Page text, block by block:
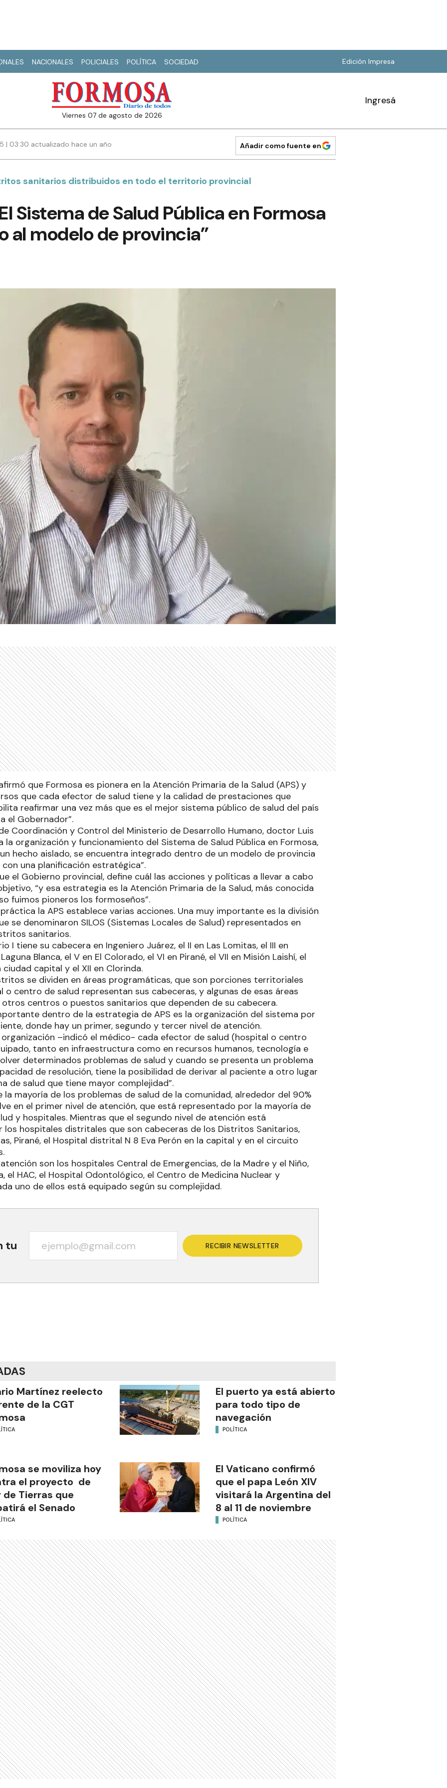
NACIONALES POLICIALES POLÍTICA SOCIEDAD Edición Impresa
viernes 07 de agosto de 2026
Ingresá
| 03:30 actualizado hace un año Añadir como fuente en
sanitarios distribuidos en todo el territorio provincial
Sistema de Salud Pública en Formosa
al modelo de provincia”
que Formosa es pionera en la Atención Primaria de la Salud (APS) y
que cada efector de salud tiene y la calidad de prestaciones que
reafirmar una vez más que es el mejor sistema público de salud del país
el Gobernador”.
Coordinación y Control del Ministerio de Desarrollo Humano, doctor Luis
la organización y funcionamiento del Sistema de Salud Pública en Formosa,
hecho aislado, se encuentra integrado dentro de un modelo de provincia
una planificación estratégica”.
el Gobierno provincial, define cuál las acciones y políticas a llevar a cabo
“y esa estrategia es la Atención Primaria de la Salud, más conocida
fuimos pioneros los formoseños”.
la APS establece varias acciones. Una muy importante es la división
se denominaron SILOS (Sistemas Locales de Salud) representados en
sanitarios.
I tiene su cabecera en Ingeniero Juárez, el II en Las Lomitas, el III en
Blanca, el V en El Colorado, el VI en Pirané, el VII en Misión Laishí, el
ciudad capital y el XII en Clorinda.
se dividen en áreas programáticas, que son porciones territoriales
o centro de salud representan sus cabeceras, y algunas de esas áreas
otros centros o puestos sanitarios que dependen de su cabecera.
dentro de la estrategia de APS es la organización del sistema por
donde hay un primer, segundo y tercer nivel de atención.
–indicó el médico- cada efector de salud (hospital o centro
tanto en infraestructura como en recursos humanos, tecnología e
determinados problemas de salud y cuando se presenta un problema
de resolución, tiene la posibilidad de derivar al paciente a otro lugar
de salud que tiene mayor complejidad”.
la mayoría de los problemas de salud de la comunidad, alrededor del 90%
en el primer nivel de atención, que está representado por la mayoría de
y hospitales. Mientras que el segundo nivel de atención está
hospitales distritales que son cabeceras de los Distritos Sanitarios,
Pirané, el Hospital distrital N 8 Eva Perón en la capital y en el circuito
son los hospitales Central de Emergencias, de la Madre y el Niño,
el HAC, el Hospital Odontológico, el Centro de Medicina Nuclear y
uno de ellos está equipado según su complejidad.
tu RECIBIR NEWSLETTER
Martínez reelecto
de la CGT
El puerto ya está abierto
para todo tipo de
navegación
POLÍTICA
se moviliza hoy
el proyecto de
de Tierras que
el Senado
El Vaticano confirmó
que el papa León XIV
visitará la Argentina del
8 al 11 de noviembre
POLÍTICA